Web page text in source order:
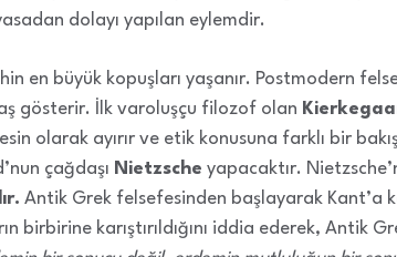
dolayı yapılan eylemdir.
en büyük kopuşları yaşanır. Postmodern
gösterir. İlk varoluşçu filozof olan
olarak ayırır ve etik konusuna farklı bir bakış
çağdaşı Nietzsche yapacaktır.
Antik Grek felsefesinden başlayarak Kant’a
birbirine karıştırıldığını iddia ederek, Antik